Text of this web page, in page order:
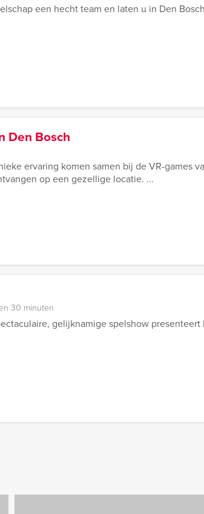
een hecht team en laten u in Den
Den Bosch
ervaring komen samen bij de VR-games
op een gezellige locatie. ...
30 minuten
gelijknamige spelshow